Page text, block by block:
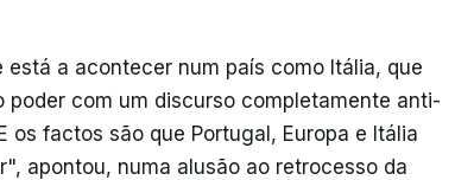
a acontecer num país como Itália, que
com um discurso completamente anti-
os factos são que Portugal, Europa e Itália
apontou, numa alusão ao retrocesso da